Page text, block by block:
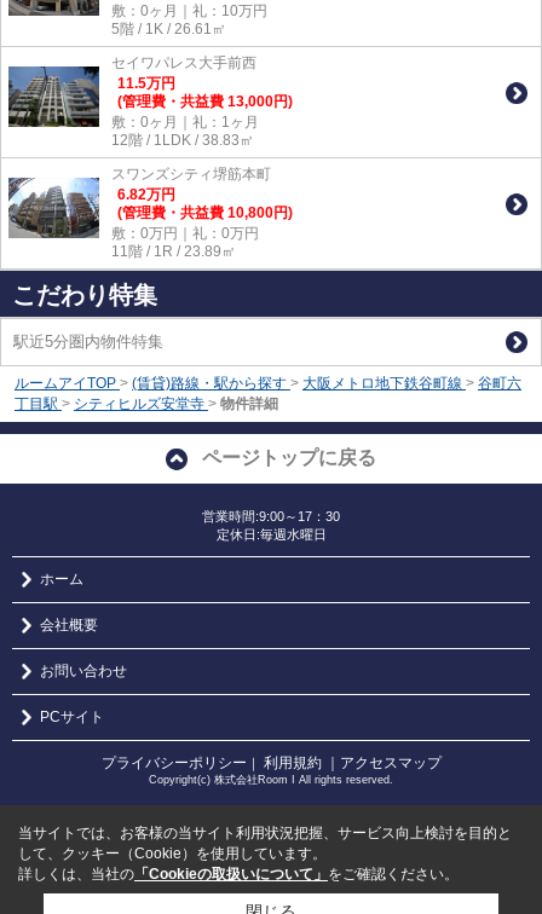
敷：0ヶ月｜礼：10万円
5階 / 1K / 26.61㎡
セイワパレス大手前西
11.5万円
(管理費・共益費 13,000円)
敷：0ヶ月｜礼：1ヶ月
12階 / 1LDK / 38.83㎡
スワンズシティ堺筋本町
6.82万円
(管理費・共益費 10,800円)
敷：0万円｜礼：0万円
11階 / 1R / 23.89㎡
こだわり特集
駅近5分圏内物件特集
ルームアイTOP > (賃貸)路線・駅から探す > 大阪メトロ地下鉄谷町線 > 谷町六
丁目駅 > シティヒルズ安堂寺 > 物件詳細
ページトップに戻る
営業時間:9:00～17：30
定休日:毎週水曜日
ホーム
会社概要
お問い合わせ
PCサイト
プライバシーポリシー ｜ 利用規約 ｜アクセスマップ
Copyright(c) 株式会社Room I All rights reserved.
当サイトでは、お客様の当サイト利用状況把握、サービス向上検討を目的と
して、クッキー（Cookie）を使用しています。
詳しくは、当社の 「Cookieの取扱いについて」 をご確認ください。